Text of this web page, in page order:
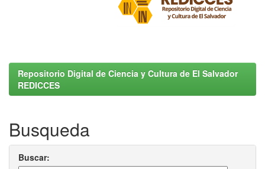
Repositorio Digital de Ciencia y Cultura de El Salvador
REDICCES
Busqueda
Buscar: